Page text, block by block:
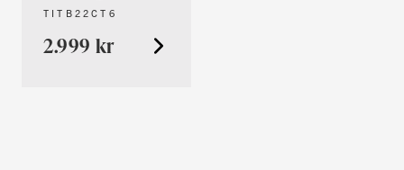
TITB22CT6
2.999 kr